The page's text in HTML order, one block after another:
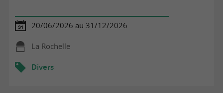
20/06/2026 au 31/12/2026
La Rochelle
Divers